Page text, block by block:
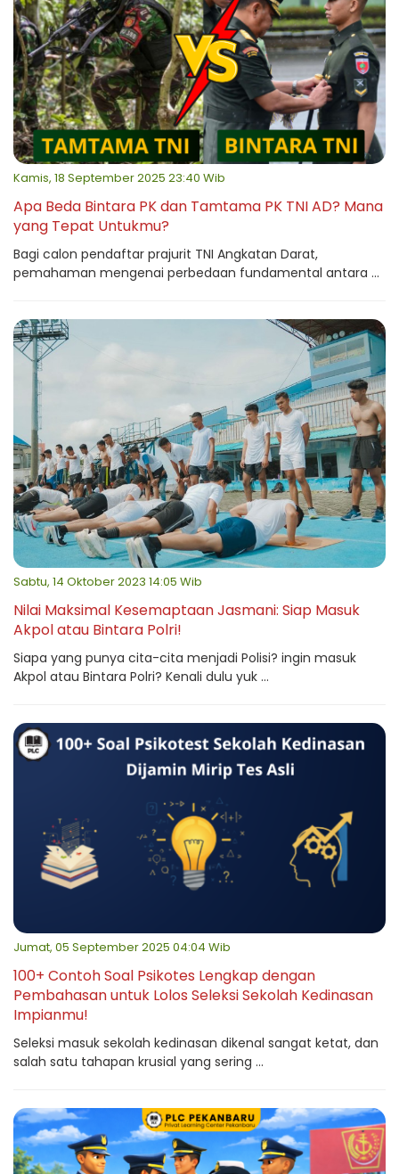
Kamis, 18 September 2025 23:40 Wib
Apa Beda Bintara PK dan Tamtama PK TNI AD? Mana
yang Tepat Untukmu?
Bagi calon pendaftar prajurit TNI Angkatan Darat,
pemahaman mengenai perbedaan fundamental antara ...
Sabtu, 14 Oktober 2023 14:05 Wib
Nilai Maksimal Kesemaptaan Jasmani: Siap Masuk
Akpol atau Bintara Polri!
Siapa yang punya cita-cita menjadi Polisi? ingin masuk
Akpol atau Bintara Polri? Kenali dulu yuk ...
Jumat, 05 September 2025 04:04 Wib
100+ Contoh Soal Psikotes Lengkap dengan
Pembahasan untuk Lolos Seleksi Sekolah Kedinasan
Impianmu!
Seleksi masuk sekolah kedinasan dikenal sangat ketat, dan
salah satu tahapan krusial yang sering ...